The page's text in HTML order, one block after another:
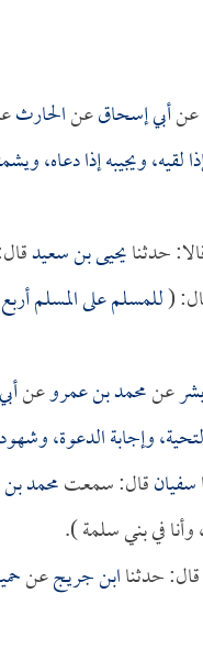
عنأبي إسحاقعنالحارث
ويجيبه إذا دعاه،
حدثنايحيى بن سعيد
(للمسلم على المسلم
عنمحمد بن عمروعن
وإجابة الدعوة،
سفيانقال: سمعتمحمد بن
، وأنا في بني سلمة ).
قال: حدثناابن جريجعن